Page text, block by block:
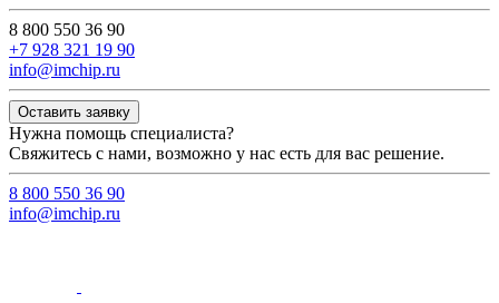
8 800 550 36 90
+7 928 321 19 90
info@imchip.ru
Оставить заявку
Нужна помощь специалиста?
Свяжитесь с нами, возможно у нас есть для вас решение.
8 800 550 36 90
info@imchip.ru